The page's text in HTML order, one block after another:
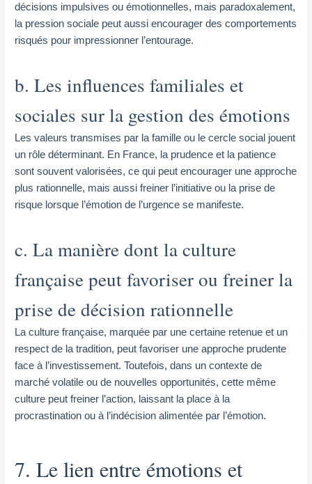
décisions impulsives ou émotionnelles, mais paradoxalement,
la pression sociale peut aussi encourager des comportements
risqués pour impressionner l’entourage.
b. Les influences familiales et
sociales sur la gestion des émotions
Les valeurs transmises par la famille ou le cercle social jouent
un rôle déterminant. En France, la prudence et la patience
sont souvent valorisées, ce qui peut encourager une approche
plus rationnelle, mais aussi freiner l’initiative ou la prise de
risque lorsque l’émotion de l’urgence se manifeste.
c. La manière dont la culture
française peut favoriser ou freiner la
prise de décision rationnelle
La culture française, marquée par une certaine retenue et un
respect de la tradition, peut favoriser une approche prudente
face à l’investissement. Toutefois, dans un contexte de
marché volatile ou de nouvelles opportunités, cette même
culture peut freiner l’action, laissant la place à la
procrastination ou à l’indécision alimentée par l’émotion.
7. Le lien entre émotions et